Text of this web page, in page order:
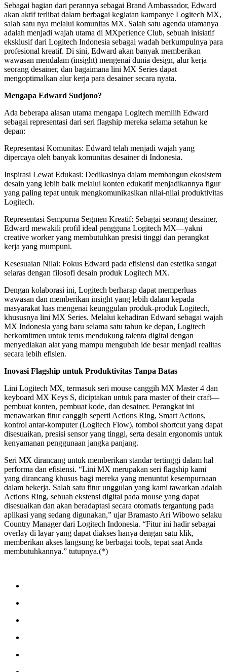
Sebagai bagian dari perannya sebagai Brand Ambassador, Edward
akan aktif terlibat dalam berbagai kegiatan kampanye Logitech MX,
salah satu nya melalui komunitas MX. Salah satu agenda utamanya
adalah menjadi wajah utama di MXperience Club, sebuah inisiatif
eksklusif dari Logitech Indonesia sebagai wadah berkumpulnya para
profesional kreatif. Di sini, Edward akan banyak memberikan
wawasan mendalam (insight) mengenai dunia design, alur kerja
seorang desainer, dan bagaimana lini MX Series dapat
mengoptimalkan alur kerja para desainer secara nyata.
Mengapa Edward Sudjono?
Ada beberapa alasan utama mengapa Logitech memilih Edward
sebagai representasi dari seri flagship mereka selama setahun ke
depan:
Representasi Komunitas: Edward telah menjadi wajah yang
dipercaya oleh banyak komunitas desainer di Indonesia.
Inspirasi Lewat Edukasi: Dedikasinya dalam membangun ekosistem
desain yang lebih baik melalui konten edukatif menjadikannya figur
yang paling tepat untuk mengkomunikasikan nilai-nilai produktivitas
Logitech.
Representasi Sempurna Segmen Kreatif: Sebagai seorang desainer,
Edward mewakili profil ideal pengguna Logitech MX—yakni
creative worker yang membutuhkan presisi tinggi dan perangkat
kerja yang mumpuni.
Kesesuaian Nilai: Fokus Edward pada efisiensi dan estetika sangat
selaras dengan filosofi desain produk Logitech MX.
Dengan kolaborasi ini, Logitech berharap dapat memperluas
wawasan dan memberikan insight yang lebih dalam kepada
masyarakat luas mengenai keunggulan produk-produk Logitech,
khususnya lini MX Series. Melalui kehadiran Edward sebagai wajah
MX Indonesia yang baru selama satu tahun ke depan, Logitech
berkomitmen untuk terus mendukung talenta digital dengan
menyediakan alat yang mampu mengubah ide besar menjadi realitas
secara lebih efisien.
Inovasi Flagship untuk Produktivitas Tanpa Batas
Lini Logitech MX, termasuk seri mouse canggih MX Master 4 dan
keyboard MX Keys S, diciptakan untuk para master of their craft—
pembuat konten, pembuat kode, dan desainer. Perangkat ini
menawarkan fitur canggih seperti Actions Ring, Smart Actions,
kontrol antar-komputer (Logitech Flow), tombol shortcut yang dapat
disesuaikan, presisi sensor yang tinggi, serta desain ergonomis untuk
kenyamanan penggunaan jangka panjang.
Seri MX dirancang untuk memberikan standar tertinggi dalam hal
performa dan efisiensi. “Lini MX merupakan seri flagship kami
yang dirancang khusus bagi mereka yang menuntut kesempurnaan
dalam bekerja. Salah satu fitur unggulan yang kami tawarkan adalah
Actions Ring, sebuah ekstensi digital pada mouse yang dapat
disesuaikan dan akan beradaptasi secara otomatis tergantung pada
aplikasi yang sedang digunakan,” ujar Bramasto Ari Wibowo selaku
Country Manager dari Logitech Indonesia. “Fitur ini hadir sebagai
overlay di layar yang dapat diakses hanya dengan satu klik,
memberikan akses langsung ke berbagai tools, tepat saat Anda
membutuhkannya.” tutupnya.(*)